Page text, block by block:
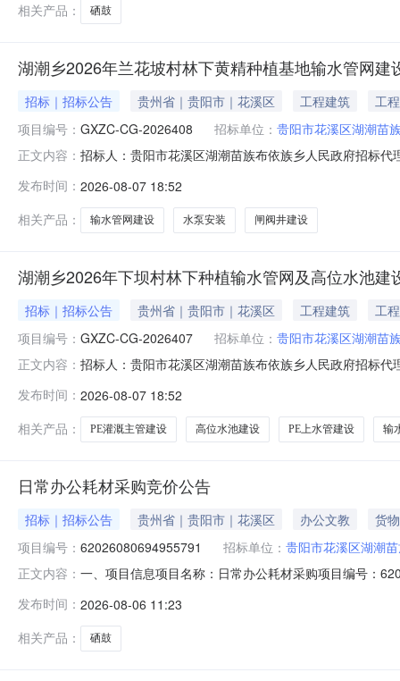
相关产品：
硒鼓
湖潮乡2026年兰花坡村林下黄精种植基地输水管网建
招标｜招标公告 贵州省｜贵阳市｜花溪区 工程建筑
工程
项目编号： GXZC-CG-2026408 招标单位： 贵阳市花溪区湖潮苗
正文内容： 招标人：贵阳市花溪区湖潮苗族布依族乡人民政府招标
时00分（北京时间）前递交响应文件。一、项目基本信
购方式：竞
发布时间： 2026-08-07 18:52
相关产品：
输水管网建设 水泵安装 闸阀井建设
湖潮乡2026年下坝村林下种植输水管网及高位水池建
招标｜招标公告 贵州省｜贵阳市｜花溪区 工程建筑
工程
项目编号： GXZC-CG-2026407 招标单位： 贵阳市花溪区湖潮苗
正文内容： 招标人：贵阳市花溪区湖潮苗族布依族乡人民政府招标
时00分（北京时间）前递交响应文件。一、项目基本信
购方式：竞
发布时间： 2026-08-07 18:52
相关产品：
PE灌溉主管建设 高位水池建设 PE上水管建设 输
日常办公耗材采购竞价公告
招标｜招标公告 贵州省｜贵阳市｜花溪区 办公文教
货物
项目编号： 62026080694955791 招标单位： 贵阳市花溪区湖潮
正文内容： 一、项目信息项目名称：日常办公耗材采购项目编号：
目:硒鼓;采购人需求描述:-;次要参数要求:硒鼓:详见附件
发布时间： 2026-08-06 11:23
相关产品：
硒鼓